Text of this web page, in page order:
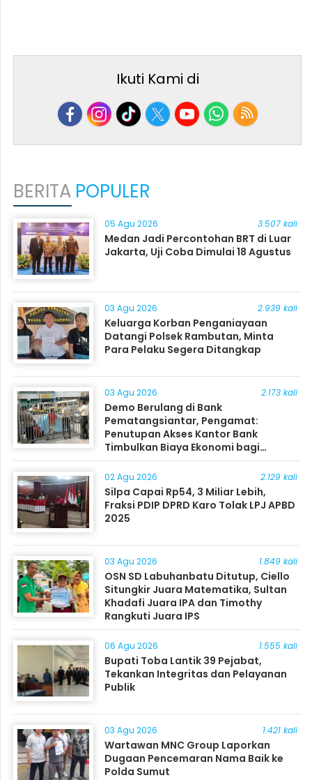
Ikuti Kami di
BERITA POPULER
05 Agu 2026 3.507 kali
Medan Jadi Percontohan BRT di Luar
Jakarta, Uji Coba Dimulai 18 Agustus
03 Agu 2026 2.939 kali
Keluarga Korban Penganiayaan
Datangi Polsek Rambutan, Minta
Para Pelaku Segera Ditangkap
03 Agu 2026 2.173 kali
Demo Berulang di Bank
Pematangsiantar, Pengamat:
Penutupan Akses Kantor Bank
Timbulkan Biaya Ekonomi bagi
Masyarakat
02 Agu 2026 2.129 kali
Silpa Capai Rp54, 3 Miliar Lebih,
Fraksi PDIP DPRD Karo Tolak LPJ APBD
2025
03 Agu 2026 1.849 kali
OSN SD Labuhanbatu Ditutup, Ciello
Situngkir Juara Matematika, Sultan
Khadafi Juara IPA dan Timothy
Rangkuti Juara IPS
06 Agu 2026 1.555 kali
Bupati Toba Lantik 39 Pejabat,
Tekankan Integritas dan Pelayanan
Publik
03 Agu 2026 1.421 kali
Wartawan MNC Group Laporkan
Dugaan Pencemaran Nama Baik ke
Polda Sumut